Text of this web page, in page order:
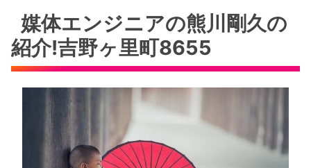
媒体エンジニアの熊川剛久の
紹介!吉野ヶ里町8655